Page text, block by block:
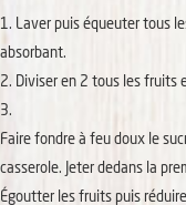
Laver puis équeuter tous
absorbant.
Diviser en 2 tous les fruits
Faire fondre à feu doux le
casserole. Jeter dedans la
Égoutter les fruits puis